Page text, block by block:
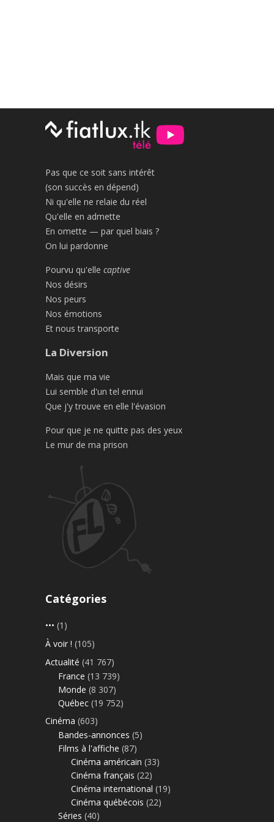
Pas que ce soit sans intérêt
(son succès en dépend)
Ni qu'elle ne relaie du réel
Qu'elle en admette
En omette — par quel biais ?
On lui pardonne
Pourvu qu'elle captive
Nos désirs
Nos peurs
Nos émotions
Et nous transporte
La Diversion
Mais que ma vie
Lui semble d'un tel ennui
Que j'y trouve en elle l'évasion
Pour que je ne quitte pas des yeux
Le mur de ma prison
Catégories
••• (1)
À voir ! (105)
Actualité (41 767)
France (13 739)
Monde (8 307)
Québec (19 752)
Cinéma (603)
Bandes-annonces (5)
Films à l'affiche (87)
Cinéma américain (33)
Cinéma français (22)
Cinéma international (19)
Cinéma québécois (22)
Séries (40)